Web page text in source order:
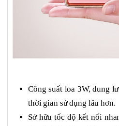
Công suất loa 3W, dung
thời gian sử dụng lâu hơn.
Sở hữu tốc độ kết nối